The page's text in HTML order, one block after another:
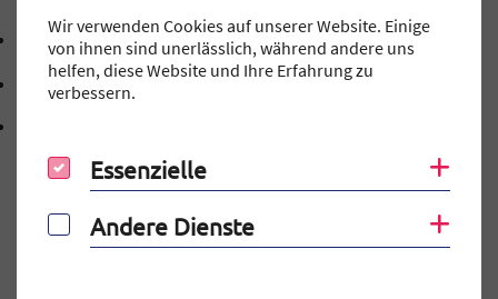
09131 40143-0
Telefonnummer: 0 9 1 3 1 4 0 1 4 3 0
mtg@stadt.erlangen.de
E-Mail Adresse: mtg@stadt.erlangen.de
Wir verwenden Cookies auf unserer Website. Einige
von ihnen sind unerlässlich, während andere uns
helfen, diese Website und Ihre Erfahrung zu
verbessern.
Essenzielle
Essenzielle
Andere Dienste
Andere Dienste